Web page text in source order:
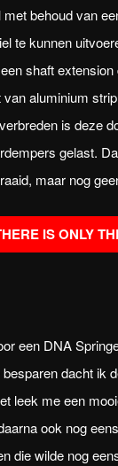
behoud van
te kunnen
shaft
aluminium
is deze
gelast.
maar nog
IS ONLY
een DNA
dacht ik
leek me een
ook nog
die wilde nog